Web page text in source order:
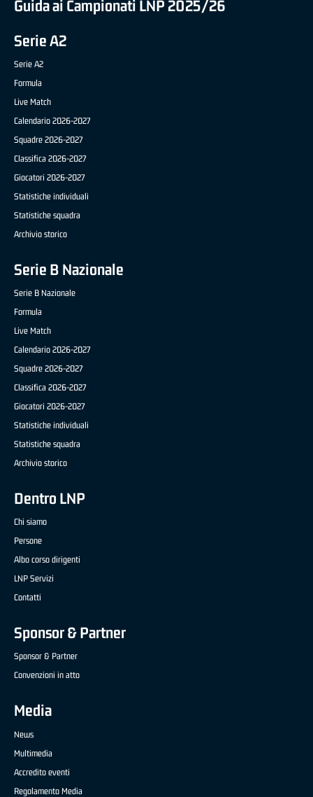
Guida ai Campionati LNP 2025/26
Serie A2
Serie A2
Formula
Live Match
Calendario 2026-2027
Squadre 2026-2027
Classifica 2026-2027
Giocatori 2026-2027
Statistiche individuali
Statistiche squadra
Archivio storico
Serie B Nazionale
Serie B Nazionale
Formula
Live Match
Calendario 2026-2027
Squadre 2026-2027
Classifica 2026-2027
Giocatori 2026-2027
Statistiche individuali
Statistiche squadra
Archivio storico
Dentro LNP
Chi siamo
Persone
Albo corso dirigenti
LNP Servizi
Contatti
Sponsor & Partner
Sponsor & Partner
Convenzioni in atto
Media
News
Multimedia
Accredito eventi
Regolamento Media